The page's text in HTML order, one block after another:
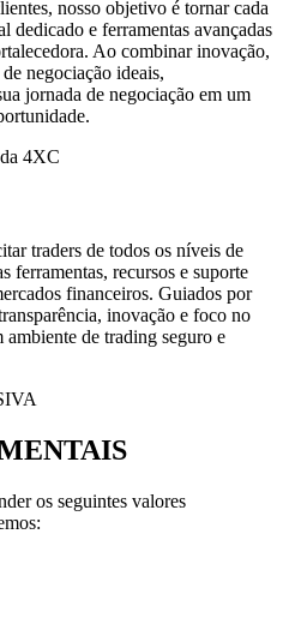
nosso objetivo é tornar cada
dedicado e ferramentas avançadas
Ao combinar inovação,
negociação ideais,
jornada de negociação em um
traders de todos os níveis de
ferramentas, recursos e suporte
financeiros. Guiados por
inovação e foco no
de trading seguro e
os seguintes valores